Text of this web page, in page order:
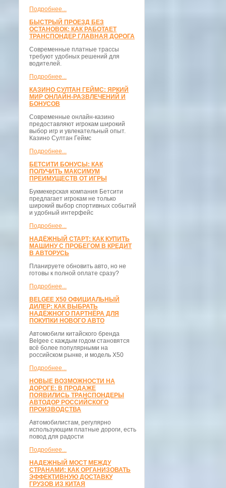
Подробнее...
БЫСТРЫЙ ПРОЕЗД БЕЗ
ОСТАНОВОК: КАК РАБОТАЕТ
ТРАНСПОНДЕР ГЛАВНАЯ ДОРОГА
Современные платные трассы
требуют удобных решений для
водителей.
Подробнее...
КАЗИНО СУЛТАН ГЕЙМС: ЯРКИЙ
МИР ОНЛАЙН-РАЗВЛЕЧЕНИЙ И
БОНУСОВ
Современные онлайн-казино
предоставляют игрокам широкий
выбор игр и увлекательный опыт.
Казино Султан Геймс
Подробнее...
БЕТСИТИ БОНУСЫ: КАК
ПОЛУЧИТЬ МАКСИМУМ
ПРЕИМУЩЕСТВ ОТ ИГРЫ
Букмекерская компания Бетсити
предлагает игрокам не только
широкий выбор спортивных событий
и удобный интерфейс
Подробнее...
НАДЁЖНЫЙ СТАРТ: КАК КУПИТЬ
МАШИНУ С ПРОБЕГОМ В КРЕДИТ
В АВТОРУСЬ
Планируете обновить авто, но не
готовы к полной оплате сразу?
Подробнее...
BELGEE X50 ОФИЦИАЛЬНЫЙ
ДИЛЕР: КАК ВЫБРАТЬ
НАДЁЖНОГО ПАРТНЁРА ДЛЯ
ПОКУПКИ НОВОГО АВТО
Автомобили китайского бренда
Belgee с каждым годом становятся
всё более популярными на
российском рынке, и модель X50
Подробнее...
НОВЫЕ ВОЗМОЖНОСТИ НА
ДОРОГЕ: В ПРОДАЖЕ
ПОЯВИЛИСЬ ТРАНСПОНДЕРЫ
АВТОДОР РОССИЙСКОГО
ПРОИЗВОДСТВА
Автомобилистам, регулярно
использующим платные дороги, есть
повод для радости
Подробнее...
НАДЕЖНЫЙ МОСТ МЕЖДУ
СТРАНАМИ: КАК ОРГАНИЗОВАТЬ
ЭФФЕКТИВНУЮ ДОСТАВКУ
ГРУЗОВ ИЗ КИТАЯ